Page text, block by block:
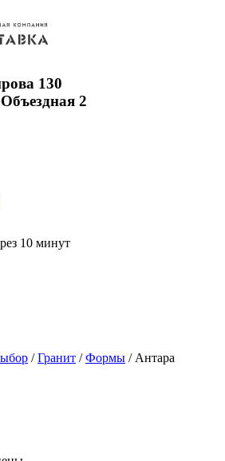
130
2
10 минут
/Гранит /Формы / Антара